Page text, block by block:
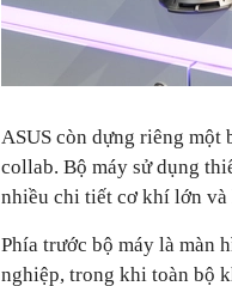
ASUS còn dựng riêng một
collab. Bộ máy sử dụng
nhiều chi tiết cơ khí lớn và
Phía trước bộ máy là màn
nghiệp, trong khi toàn bộ